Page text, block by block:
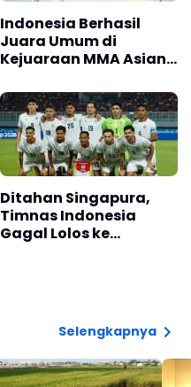
Indonesia Berhasil
Juara Umum di
Kejuaraan MMA Asian
Ditahan Singapura,
Timnas Indonesia
Gagal Lolos ke
Selengkapnya